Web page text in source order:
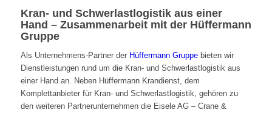
Kran- und Schwerlastlogistik aus einer
Hand – Zusammenarbeit mit der Hüffermann
Gruppe
Als Unternehmens-Partner der Hüffermann Gruppebieten wir
Dienstleistungen rund um die Kran- und Schwerlastlogistik aus
einer Hand an. Neben Hüffermann Krandienst, dem
Komplettanbieter für Kran- und Schwerlastlogistik, gehören zu
den weiteren Partnerunternehmen die Eisele AG – Crane &